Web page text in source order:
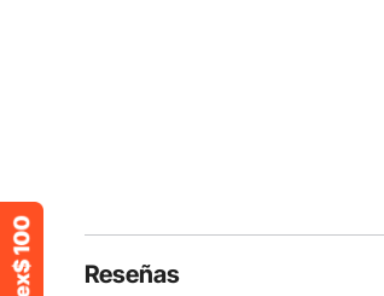
Reseñas